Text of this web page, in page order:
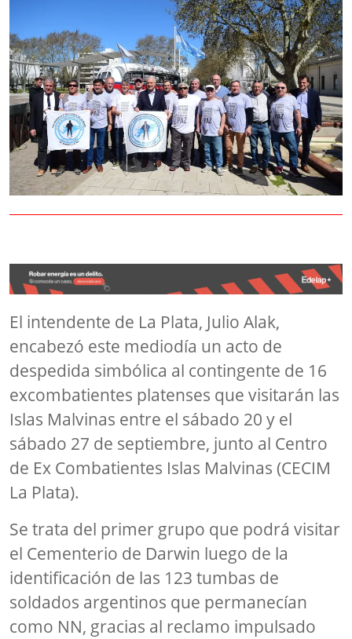
El intendente de La Plata, Julio Alak,
encabezó este mediodía un acto de
despedida simbólica al contingente de 16
excombatientes platenses que visitarán las
Islas Malvinas entre el sábado 20 y el
sábado 27 de septiembre, junto al Centro
de Ex Combatientes Islas Malvinas (CECIM
La Plata).
Se trata del primer grupo que podrá visitar
el Cementerio de Darwin luego de la
identificación de las 123 tumbas de
soldados argentinos que permanecían
como NN, gracias al reclamo impulsado